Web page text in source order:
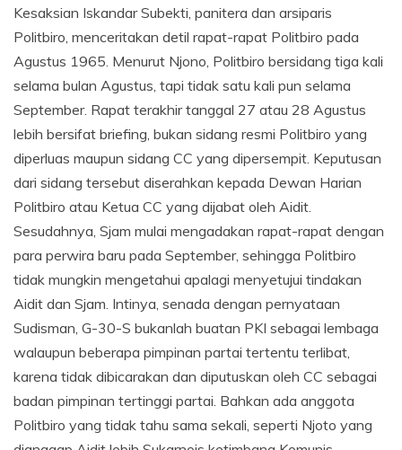
Kesaksian Iskandar Subekti, panitera dan arsiparis
Politbiro, menceritakan detil rapat-rapat Politbiro pada
Agustus 1965. Menurut Njono, Politbiro bersidang tiga kali
selama bulan Agustus, tapi tidak satu kali pun selama
September. Rapat terakhir tanggal 27 atau 28 Agustus
lebih bersifat briefing, bukan sidang resmi Politbiro yang
diperluas maupun sidang CC yang dipersempit. Keputusan
dari sidang tersebut diserahkan kepada Dewan Harian
Politbiro atau Ketua CC yang dijabat oleh Aidit.
Sesudahnya, Sjam mulai mengadakan rapat-rapat dengan
para perwira baru pada September, sehingga Politbiro
tidak mungkin mengetahui apalagi menyetujui tindakan
Aidit dan Sjam. Intinya, senada dengan pernyataan
Sudisman, G-30-S bukanlah buatan PKI sebagai lembaga
walaupun beberapa pimpinan partai tertentu terlibat,
karena tidak dibicarakan dan diputuskan oleh CC sebagai
badan pimpinan tertinggi partai. Bahkan ada anggota
Politbiro yang tidak tahu sama sekali, seperti Njoto yang